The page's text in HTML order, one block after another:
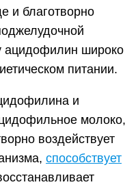
и благотворно
ацидофилин широко
питании.
и
молоко,
воздействует
способствует